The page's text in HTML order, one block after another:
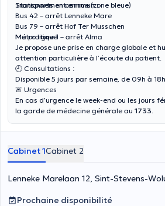
Stationnement en rue (zone bleue)
Transports en commun :
Bus 42 – arrêt Lenneke Mare
Bus 79 – arrêt Hof Ter Musschen
Métro ligne 1 – arrêt Alma
Ma pratique
Je propose une prise en charge globale et
attention particulière à l’écoute du patient.
🕘 Consultations :
Disponible 5 jours par semaine, de 09h à
🚨 Urgences
En cas d’urgence le week-end ou les jours
la garde de médecine générale au 1733.
Cabinet 1Cabinet 2
Lenneke Marelaan 12, Sint-Stevens-
Prochaine disponibilité